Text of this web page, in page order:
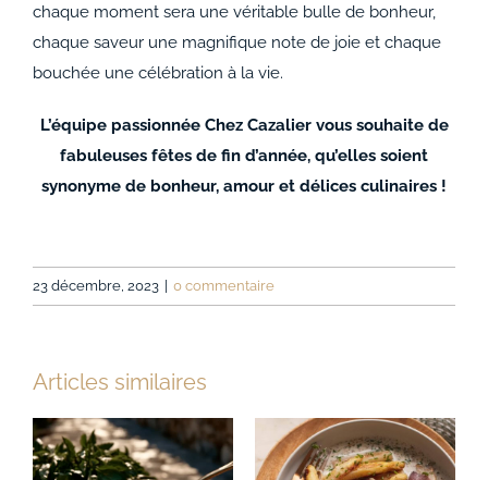
chaque moment sera une véritable bulle de bonheur,
chaque saveur une magnifique note de joie et chaque
bouchée une célébration à la vie.
L’équipe passionnée Chez Cazalier vous souhaite de
fabuleuses fêtes de fin d’année, qu’elles soient
synonyme de bonheur, amour et délices culinaires !
23 décembre, 2023 0 commentaire
Articles similaires